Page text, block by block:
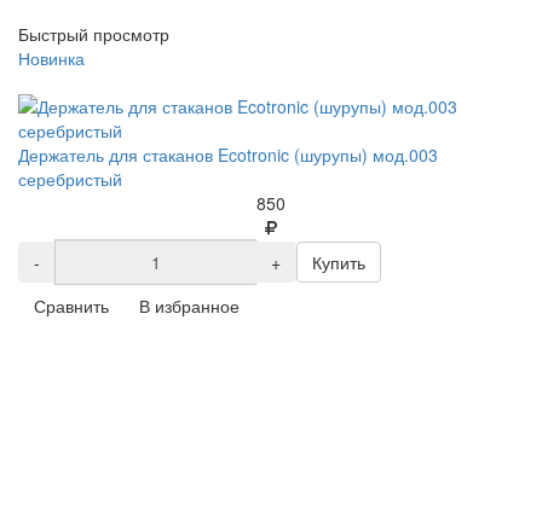
Быстрый просмотр
Новинка
Держатель для стаканов Ecotronic (шурупы) мод.003
серебристый
850
- +
Купить
Сравнить
В избранное